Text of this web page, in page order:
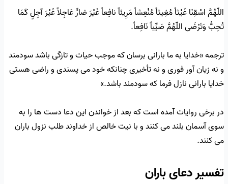
اللّهُمَّ اسْقِنَا غَيْثاً مُغِيثاً مُنْعِشاً مَرِيئاً نافِعاً غَيْرَ ضارٍّ عَاجِلاً غَيْرَ آجِلٍ كَمَا
تُحِبُّ وَتَرْضَى اللّهُمَّ صَيِّباً نَافِعاً.
ترجمه «خدایا به ما بارانی برسان که موجب حیات و تازگی باشد سودمند
و نه زیان آور فوری و نه تأخیری چنانکه خود می پسندی و راضی هستی
خدایا بارانی نازل فرما که سودمند باشد.»
در برخی روایات آمده است که بعد از خواندن این دعا دست ها را به
سوی آسمان بلند می کنند و با نیت خالص از خداوند طلب نزول باران
می کنند.
تفسیر دعای باران